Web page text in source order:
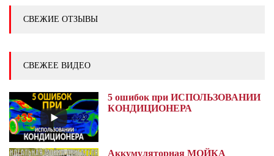
СВЕЖИЕ ОТЗЫВЫ
СВЕЖЕЕ ВИДЕО
5 ошибок при ИСПОЛЬЗОВАНИИ
КОНДИЦИОНЕРА
Аккумуляторная МОЙКА